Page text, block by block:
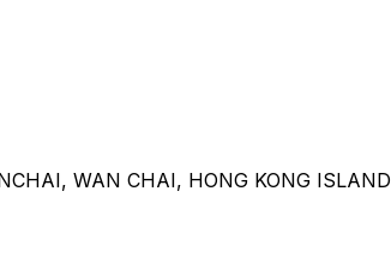
WAN CHAI, HONG KONG ISLAND